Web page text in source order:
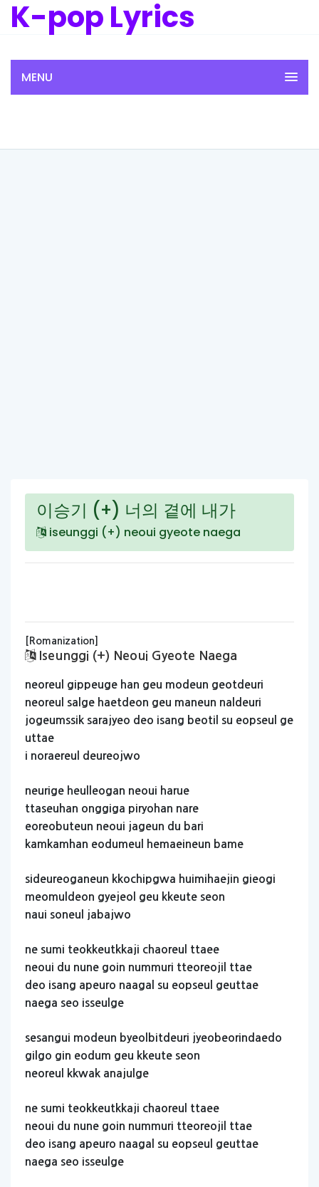
K-pop Lyrics
MENU
이승기 (+) 너의 곁에 내가
iseunggi (+) neoui gyeote naega
[Romanization]
Iseunggi (+) Neoui Gyeote Naega
neoreul gippeuge han geu modeun geotdeuri
neoreul
salge haetdeon geu maneun naldeuri
jogeumssik sarajyeo deo isang beotil su eopseul
ge
uttae
i noraereul deureojwo
neurige heulleogan neoui harue
ttaseuhan onggiga piryohan nare
eoreobuteun neoui jageun du bari
kamkamhan eodumeul hemaeineun bame
sideureoganeun kkochipgwa huimihaejin gieogi
meomuldeon gyejeol geu kkeute seon
naui soneul jabajwo
ne sumi teokkeutkkaji chaoreul
ttaee
neoui du nune goin nummuri tteoreojil
ttae
deo isang apeuro naagal su eopseul
geuttae
naega seo isseulge
sesangui modeun byeolbitdeuri jyeobeorindaedo
gilgo gin eodum geu kkeute seon
neoreul
kkwak anajulge
ne sumi teokkeutkkaji chaoreul
ttaee
neoui du nune goin nummuri tteoreojil
ttae
deo isang apeuro naagal su eopseul
geuttae
naega seo isseulge